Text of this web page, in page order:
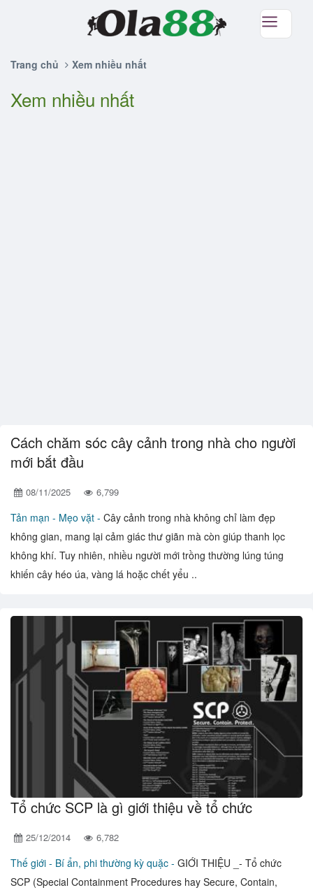
Trang chủ Xem nhiều nhất
Xem nhiều nhất
Cách chăm sóc cây cảnh trong nhà cho người
mới bắt đầu
08/11/2025 6,799
Tản mạn - Mẹo vặt - Cây cảnh trong nhà không chỉ làm đẹp
không gian, mang lại cảm giác thư giãn mà còn giúp thanh lọc
không khí. Tuy nhiên, nhiều người mới trồng thường lúng túng
khiến cây héo úa, vàng lá hoặc chết yểu ..
Tổ chức SCP là gì giới thiệu về tổ chức
25/12/2014 6,782
Thế giới - Bí ẩn, phi thường kỳ quặc - GIỚI THIỆU _- Tổ chức
SCP (Special Containment Procedures hay Secure, Contain,